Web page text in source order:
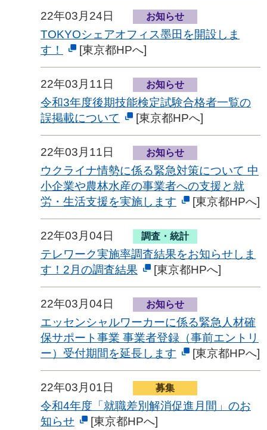
22年03月24日 お知らせ
TOKYOシェアオフィス墨田を開設しま
す！
[東京都HPへ]
22年03月11日 お知らせ
令和3年度後期技能検定試験合格者一覧の
誤掲載について
[東京都HPへ]
22年03月11日 お知らせ
ウクライナ情勢に係る緊急対策について 中
小企業や農林水産の事業者への支援と就
労・生活支援を実施します
[東京都HPへ]
22年03月04日 調査・統計
テレワーク実施率調査結果をお知らせしま
す！2月の調査結果
[東京都HPへ]
22年03月04日 お知らせ
エッセンシャルワーカーに係る緊急人材確
保サポート事業 事業者登録（事前エントリ
ー）受付期間を延長します
[東京都HPへ]
22年03月01日 募集
令和4年度「就職差別解消促進月間」のお
知らせ
[東京都HPへ]